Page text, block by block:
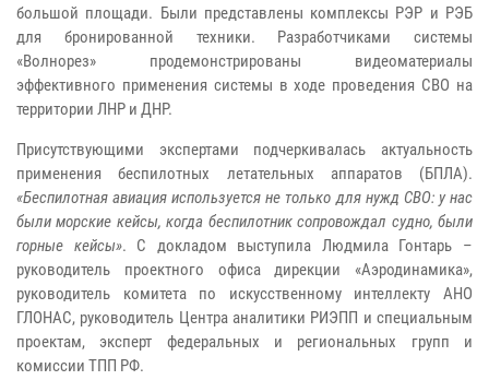
большой площади. Были представлены комплексы РЭР и РЭБ
для бронированной техники. Разработчиками системы
«Волнорез» продемонстрированы видеоматериалы
эффективного применения системы в ходе проведения СВО на
территории ЛНР и ДНР.
Присутствующими экспертами подчеркивалась актуальность
применения беспилотных летательных аппаратов (БПЛА).
«Беспилотная авиация используется не только для нужд СВО: у нас
были морские кейсы, когда беспилотник сопровождал судно, были
горные кейсы». С докладом выступила Людмила Гонтарь –
руководитель проектного офиса дирекции «Аэродинамика»,
руководитель комитета по искусственному интеллекту АНО
ГЛОНАС, руководитель Центра аналитики РИЭПП и специальным
проектам, эксперт федеральных и региональных групп и
комиссии ТПП РФ.